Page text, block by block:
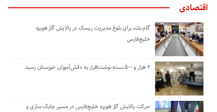
اقتصادی
گام بلند برای بلوغ مدیریت ریسک در پالایش گاز هویزه
خلیج‌فارس
۲ هزار و ۵۰۰ بسته نوشت‌افزار به دانش‌آموزان خوزستان رسید
حرکت پالایش گاز هویزه خلیج‌فارس در مسیر چابک سازی و